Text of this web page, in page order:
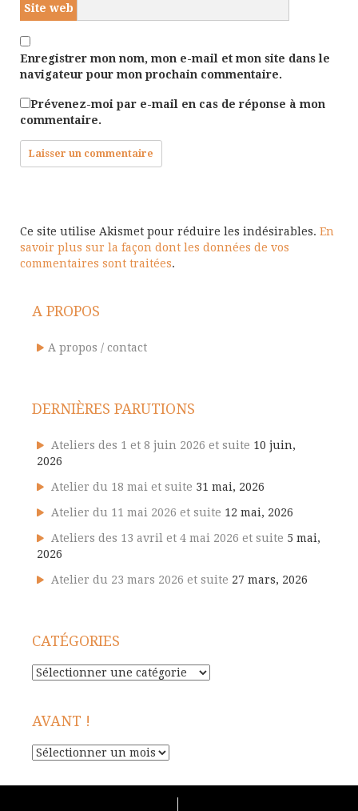
Site web
Enregistrer mon nom, mon e-mail et mon site dans le
navigateur pour mon prochain commentaire.
Prévenez-moi par e-mail en cas de réponse à mon
commentaire.
Ce site utilise Akismet pour réduire les indésirables. En
savoir plus sur la façon dont les données de vos
commentaires sont traitées.
A PROPOS
A propos / contact
DERNIÈRES PARUTIONS
Ateliers des 1 et 8 juin 2026 et suite 10 juin,
2026
Atelier du 18 mai et suite 31 mai, 2026
Atelier du 11 mai 2026 et suite 12 mai, 2026
Ateliers des 13 avril et 4 mai 2026 et suite 5 mai,
2026
Atelier du 23 mars 2026 et suite 27 mars, 2026
CATÉGORIES
Catégories
AVANT !
Avant